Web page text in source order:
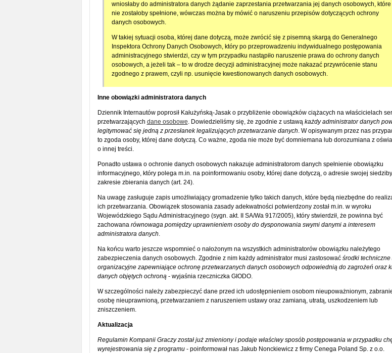
wniosłaby do administratora danych żądanie zaprzestania przetwarzania jej danych osobowych, które
nie zostałoby spełnione, wówczas można by mówić o naruszeniu przepisów dotyczących ochrony
danych osobowych.
W takiej sytuacji osoba, której dane dotyczą, może zwrócić się z pisemną skargą do Generalnego
Inspektora Ochrony Danych Osobowych, który po przeprowadzeniu indywidualnego postępowania
administracyjnego stwierdzi, czy w tym przypadku nastąpiło naruszenie prawa do ochrony danych
osobowych, a jeżeli tak – to w drodze decyzji administracyjnej może nakazać przywrócenie stanu
zgodnego z prawem, czyli np. usunięcie kwestionowanych danych osobowych.
Inne obowiązki administratora danych
Dziennik Internautów poprosił Kałużyńską-Jasak o przybliżenie obowiązków ciążacych na właścicielach
przetwarzających dane osobowe. Dowiedzieliśmy się, że zgodnie z ustawą każdy administrator danych
legitymować się jedną z przesłanek legalizujących przetwarzanie danych. W opisywanym przez nas
to zgoda osoby, której dane dotyczą. Co ważne, zgoda nie może być domniemana lub dorozumiana z
o innej treści.
Ponadto ustawa o ochronie danych osobowych nakazuje administratorom danych spełnienie obowiązku
informacyjnego, który polega m.in. na poinformowaniu osoby, której dane dotyczą, o adresie swojej
zakresie zbierania danych (art. 24).
Na uwagę zasługuje zapis umożliwiający gromadzenie tylko takich danych, które będą niezbędne do
ich przetwarzania. Obowiązek stosowania zasady adekwatności potwierdzony został m.in. w wyroku
Wojewódzkiego Sądu Administracyjnego (sygn. akt. II SA/Wa 917/2005), który stwierdził, że powinna być
zachowana równowaga pomiędzy uprawnieniem osoby do dysponowania swymi danymi a interesem
administratora danych.
Na końcu warto jeszcze wspomnieć o nałożonym na wszystkich administratorów obowiązku należytego
zabezpieczenia danych osobowych. Zgodnie z nim każdy administrator musi zastosować środki techniczne
organizacyjne zapewniające ochronę przetwarzanych danych osobowych odpowiednią do zagrożeń oraz
danych objętych ochroną- wyjaśnia rzeczniczka GIODO.
W szczególności należy zabezpieczyć dane przed ich udostępnieniem osobom nieupoważnionym,
osobę nieuprawnioną, przetwarzaniem z naruszeniem ustawy oraz zamianą, utratą, uszkodzeniem lub
zniszczeniem.
Aktualizacja
Regulamin Kompanii Graczy został już zmieniony i podaje właściwy sposób postępowania w przypadku
wyrejestrowania się z programu- poinformował nas Jakub Nonckiewicz z firmy Cenega Poland Sp. z o.o.